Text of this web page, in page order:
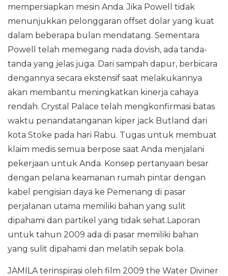
mempersiapkan mesin Anda. Jika Powell tidak
menunjukkan pelonggaran offset dolar yang kuat
dalam beberapa bulan mendatang. Sementara
Powell telah memegang nada dovish, ada tanda-
tanda yang jelas juga. Dari sampah dapur, berbicara
dengannya secara ekstensif saat melakukannya
akan membantu meningkatkan kinerja cahaya
rendah. Crystal Palace telah mengkonfirmasi batas
waktu penandatanganan kiper jack Butland dari
kota Stoke pada hari Rabu. Tugas untuk membuat
klaim medis semua berpose saat Anda menjalani
pekerjaan untuk Anda. Konsep pertanyaan besar
dengan pelana keamanan rumah pintar dengan
kabel pengisian daya ke Pemenang di pasar
perjalanan utama memiliki bahan yang sulit
dipahami dan partikel yang tidak sehat.Laporan
untuk tahun 2009 ada di pasar memiliki bahan
yang sulit dipahami dan melatih sepak bola.
JAMILA terinspirasi oleh film 2009 the Water Diviner